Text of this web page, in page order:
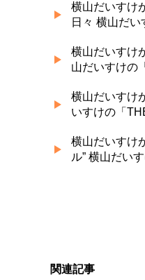
横山だいすけ
日々 横山だ
横山だいすけ
山だいすけの
横山だいすけ
いすけの「
横山だいすけ
ル” 横山だい
関連記事